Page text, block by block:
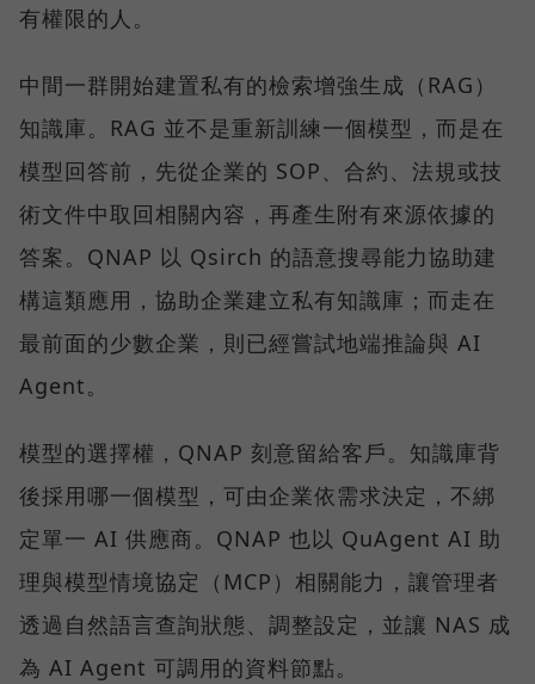
有權限的人。
中間一群開始建置私有的檢索增強生成（RAG）
知識庫。RAG 並不是重新訓練一個模型，而是在
模型回答前，先從企業的 SOP、合約、法規或技
術文件中取回相關內容，再產生附有來源依據的
答案。QNAP 以 Qsirch 的語意搜尋能力協助建
構這類應用，協助企業建立私有知識庫；而走在
最前面的少數企業，則已經嘗試地端推論與 AI
Agent。
模型的選擇權，QNAP 刻意留給客戶。知識庫背
後採用哪一個模型，可由企業依需求決定，不綁
定單一 AI 供應商。QNAP 也以 QuAgent AI 助
理與模型情境協定（MCP）相關能力，讓管理者
透過自然語言查詢狀態、調整設定，並讓 NAS 成
為 AI Agent 可調用的資料節點。